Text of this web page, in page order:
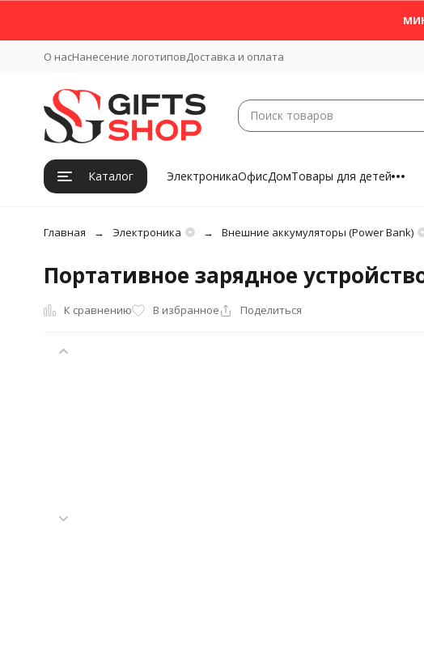
О насНанесение логотиповДоставка и оплата
Каталог ЭлектроникаОфисДомТовары для детей
Главная Электроника Внешние аккумуляторы (Power Bank)
Портативное зарядное
К сравнению В избранное Поделиться